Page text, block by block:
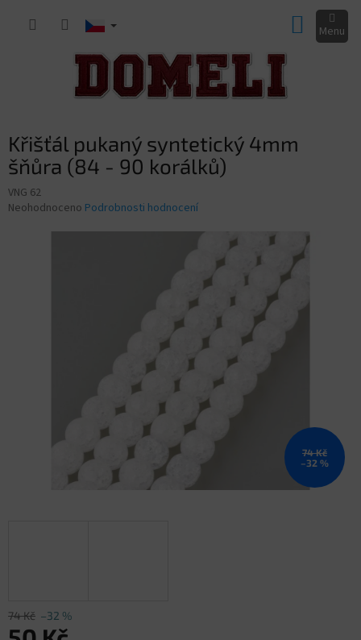
KOŠÍK
Křišťál pukaný syntetický 4mm
šňůra (84 - 90 korálků)
VNG 62
Průměrné
Neohodnoceno Podrobnosti hodnocení
74 Kč
–32 %
74 Kč –32 %